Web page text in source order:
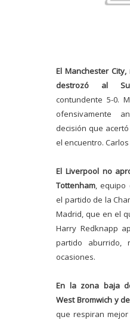
El Manchester
destrozó al
contundente 5-0.
ofensivamente
decisión que
el encuentro.
El Liverpool no
Tottenham, equipo
el partido de la
Madrid, que en el
Harry Redknapp
partido aburrido,
ocasiones.
En la zona baja
West Bromwich y
que respiran